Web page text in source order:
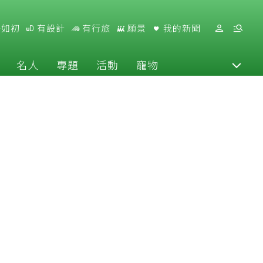
初 有設計 有行旅 願景 我的新聞
名人 專題 活動 寵物